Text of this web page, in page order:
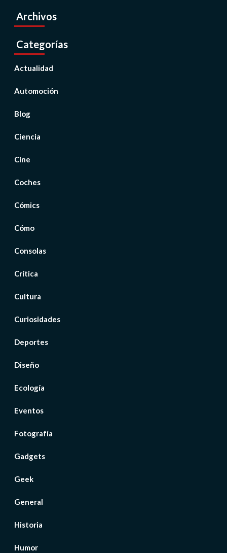
Archivos
Categorías
Actualidad
Automoción
Blog
Ciencia
Cine
Coches
Cómics
Cómo
Consolas
Crítica
Cultura
Curiosidades
Deportes
Diseño
Ecología
Eventos
Fotografía
Gadgets
Geek
General
Historia
Humor